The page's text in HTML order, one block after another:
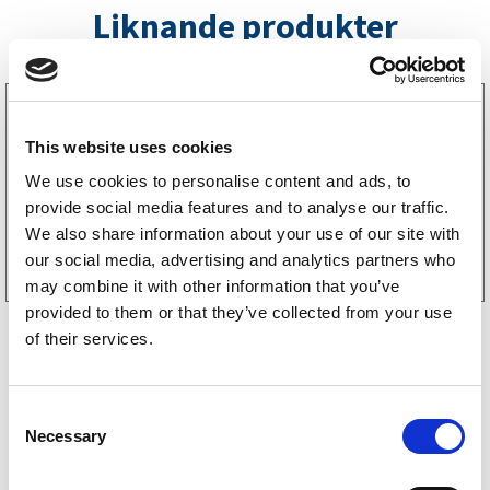
This website uses cookies
We use cookies to personalise content and ads, to
provide social media features and to analyse our traffic.
We also share information about your use of our site with
our social media, advertising and analytics partners who
may combine it with other information that you’ve
provided to them or that they’ve collected from your use
of their services.
Necessary
Liknande produkter
Rak gummihållare för Aspöck Flexipoint
65kr
Köp online